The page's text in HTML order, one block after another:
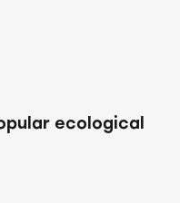
ecological